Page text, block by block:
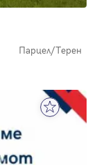
Парцел/Терен